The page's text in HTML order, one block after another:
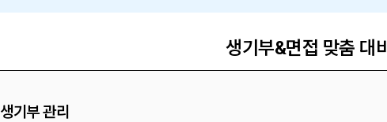
생기부&면접 맞춤 대비
생기부 관리